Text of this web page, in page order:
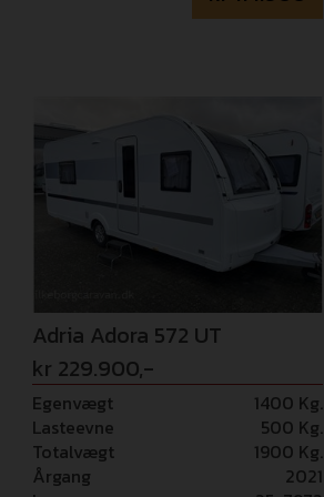
Adria Adora 572 UT
kr 229.900,-
Egenvægt
1400 Kg.
Lasteevne
500 Kg.
Totalvægt
1900 Kg.
Årgang
2021